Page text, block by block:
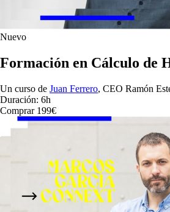
Nuevo
Formación en Cálculo de
Un curso de Juan Ferrero, CEO Ramón
Duración: 6h
Comprar 199€